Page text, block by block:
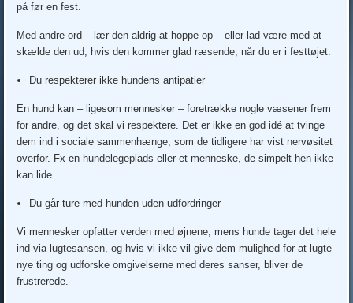
på før en fest.
Med andre ord – lær den aldrig at hoppe op – eller lad være med at
skælde den ud, hvis den kommer glad ræsende, når du er i festtøjet.
Du respekterer ikke hundens antipatier
En hund kan – ligesom mennesker – foretrække nogle væsener frem
for andre, og det skal vi respektere. Det er ikke en god idé at tvinge
dem ind i sociale sammenhænge, som de tidligere har vist nervøsitet
overfor. Fx en hundelegeplads eller et menneske, de simpelt hen ikke
kan lide.
Du går ture med hunden uden udfordringer
Vi mennesker opfatter verden med øjnene, mens hunde tager det hele
ind via lugtesansen, og hvis vi ikke vil give dem mulighed for at lugte
nye ting og udforske omgivelserne med deres sanser, bliver de
frustrerede.